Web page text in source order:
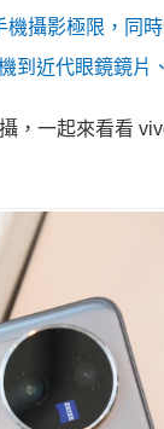
攝影極限，同
到近代眼鏡鏡片
，一起來看看